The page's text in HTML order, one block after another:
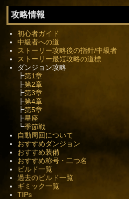
攻略情報
初心者ガイド
中級者への道
ストーリー攻略後の指針/中級者
ストーリー最短攻略の道標
ダンジョン攻略
┣第1章
┣第2章
┣第3章
┣第4章
┣第5章
┣星座
┗季節戦
自動周回について
おすすめダンジョン
おすすめ装備
おすすめ称号・二つ名
ビルド一覧
過去のビルド一覧
ギミック一覧
TIPs